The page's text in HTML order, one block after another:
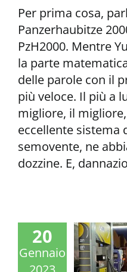
Per prima cosa,
Panzerhaubitze
PzH2000. Mentre
la parte
delle parole con il
più veloce. Il più a
migliore, il
eccellente sistema
semovente, ne
dozzine. E,
20
Gennaio